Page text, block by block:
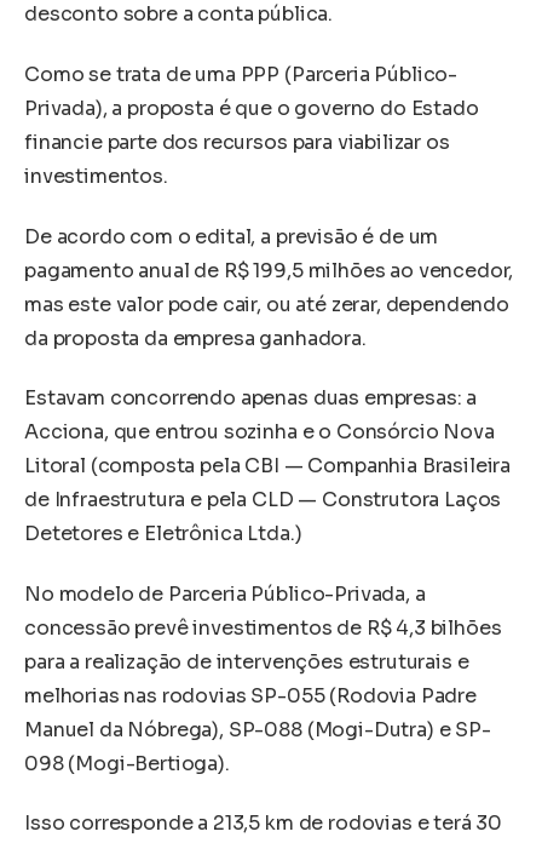
desconto sobre a conta pública.
Como se trata de uma PPP (Parceria Público-
Privada), a proposta é que o governo do Estado
financie parte dos recursos para viabilizar os
investimentos.
De acordo com o edital, a previsão é de um
pagamento anual de R$ 199,5 milhões ao vencedor,
mas este valor pode cair, ou até zerar, dependendo
da proposta da empresa ganhadora.
Estavam concorrendo apenas duas empresas: a
Acciona, que entrou sozinha e o Consórcio Nova
Litoral (composta pela CBI — Companhia Brasileira
de Infraestrutura e pela CLD — Construtora Laços
Detetores e Eletrônica Ltda.)
No modelo de Parceria Público-Privada, a
concessão prevê investimentos de R$ 4,3 bilhões
para a realização de intervenções estruturais e
melhorias nas rodovias SP-055 (Rodovia Padre
Manuel da Nóbrega), SP-088 (Mogi-Dutra) e SP-
098 (Mogi-Bertioga).
Isso corresponde a 213,5 km de rodovias e terá 30